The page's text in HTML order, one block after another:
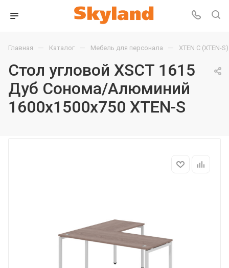
Главная — Каталог — Мебель для персонала — XTEN С (XTEN-S)
Стол угловой XSCT 1615
Дуб Сонома/Алюминий
1600х1500х750 XTEN-S